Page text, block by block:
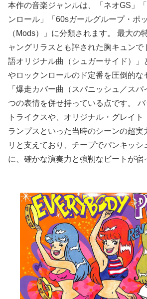
本作の音楽ジャンルは、「ネオGS」
ンロール」「60sガールグループ・ポ
（Mods）」に分類されます。 最大の
ャングリラスとも評された胸キュンで
語オリジナル曲（シュガーサイド）」
やロックンロールのド定番を圧倒的な
「爆走カバー曲（スパニッシュ／ス
つの表情を併せ持っている点です。
トライクスや、オリジナル・グレイト
ランプスといった当時のシーンの超実
リと支えており、チープでパンキッシ
に、確かな演奏力と強靭なビートが宿